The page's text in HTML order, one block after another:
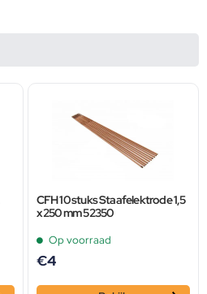
CFH 10 stuks Staafelektrode 1,5
x 250 mm 52350
Op voorraad
€4